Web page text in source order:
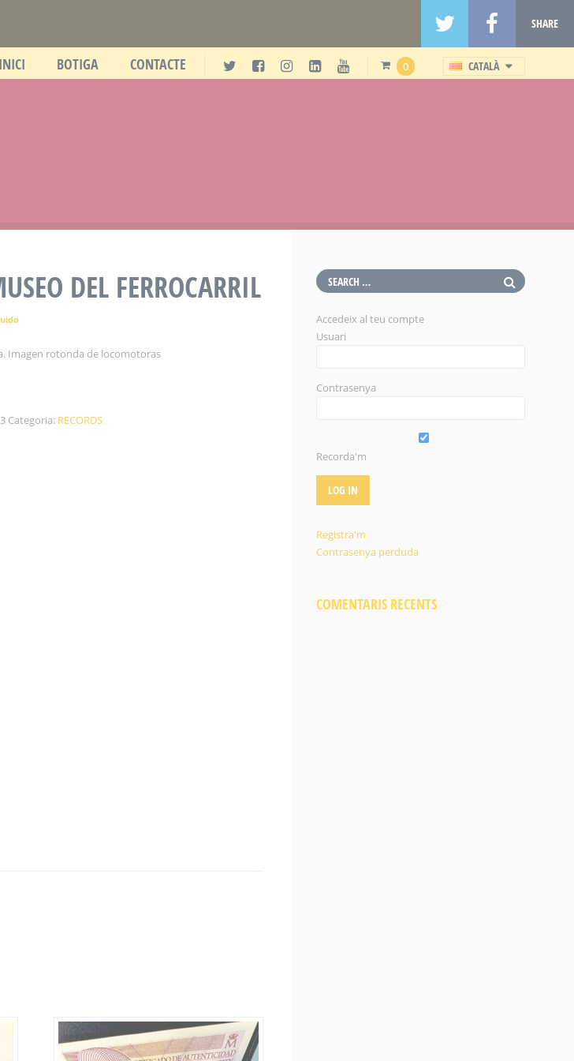
SHARE
INICI BOTIGA CONTACTE CATALÀ
0
DEL FERROCARRIL
Imagen rotonda de locomotoras
Categoria: RECORDS
Accedeix al teu compte
Usuari
Contrasenya
Recorda'm
Registra'm
Contrasenya perduda
COMENTARIS RECENTS